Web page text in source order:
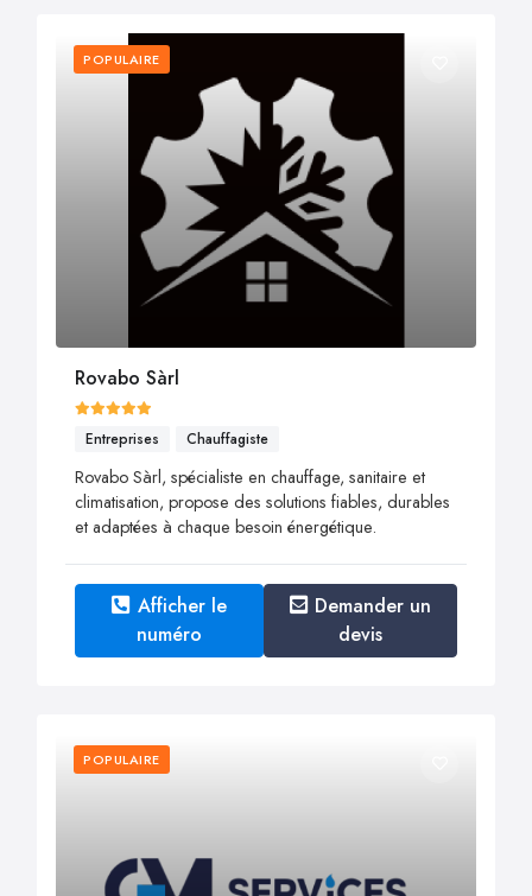
POPULAIRE
Rovabo Sàrl
Entreprises Chauffagiste
Rovabo Sàrl, spécialiste en chauffage, sanitaire et
climatisation, propose des solutions fiables, durables
et adaptées à chaque besoin énergétique.
Afficher le
numéro
Demander un
devis
POPULAIRE